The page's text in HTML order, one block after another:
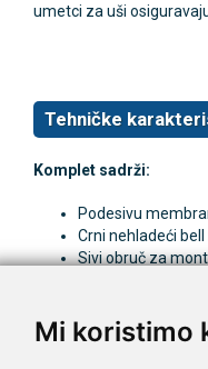
Mi koristimo
umetci za uši
Tehničke
Komplet sadrži:
Podesivu
Crni nehladeći
Sivi obruč za
Originalni Littmann
Novo VITAMMY Pilla
1